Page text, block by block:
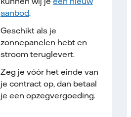
aanbod.
Geschikt als je
zonnepanelen hebt en
stroom teruglevert.
Zeg je vóór het einde van
je contract op, dan betaal
je een opzegvergoeding.